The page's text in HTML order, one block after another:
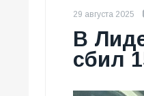
29 августа 2025
В
сбил